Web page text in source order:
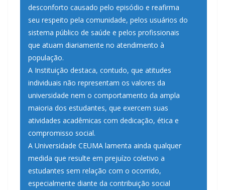
desconforto causado pelo episódio e reafirma
seu respeito pela comunidade, pelos usuários do
sistema público de saúde e pelos profissionais
que atuam diariamente no atendimento à
população.
A Instituição destaca, contudo, que atitudes
individuais não representam os valores da
universidade nem o comportamento da ampla
maioria dos estudantes, que exercem suas
atividades acadêmicas com dedicação, ética e
compromisso social.
A Universidade CEUMA lamenta ainda qualquer
medida que resulte em prejuízo coletivo a
estudantes sem relação com o ocorrido,
especialmente diante da contribuição social